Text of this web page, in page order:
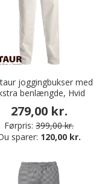
joggingbukser med
benlængde, Hvid
279,00 kr.
Førpris: 399,00 kr.
sparer: 120,00 kr.